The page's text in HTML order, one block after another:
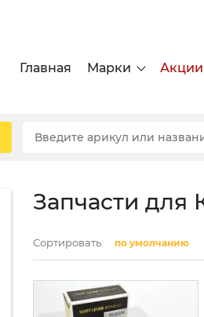
Главная Марки Акции
Запчасти для
Сортировать: по умолчанию